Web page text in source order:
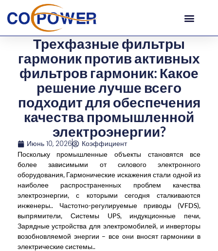
Трехфазные фильтры
гармоник против активных
фильтров гармоник: Какое
решение лучше всего
подходит для обеспечения
качества промышленной
электроэнергии?
Июнь 10, 2026 Коэффициент
Поскольку промышленные объекты становятся все
более зависимыми от силового электронного
оборудования, Гармонические искажения стали одной из
наиболее распространенных проблем качества
электроэнергии, с которыми сегодня сталкиваются
инженеры.. Частотно-регулируемые приводы (VFDS),
выпрямители, Системы UPS, индукционные печи,
Зарядные устройства для электромобилей, и инверторы
возобновляемой энергии – все они вносят гармоники в
электрические системы..